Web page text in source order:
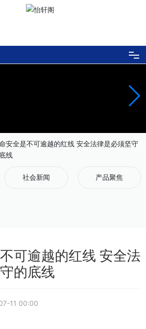
安全是不可逾越的红线 安全法律是必须坚守
线
社会新闻 产品聚焦
可逾越的红线 安全法
的底线
11 00:00